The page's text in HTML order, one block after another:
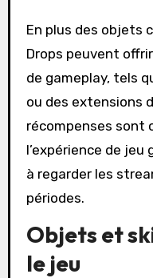
En plus des objets
Drops peuvent
de gameplay, tels
ou des extensions
récompenses sont
l’expérience de
à regarder les
périodes.
Objets et
le jeu